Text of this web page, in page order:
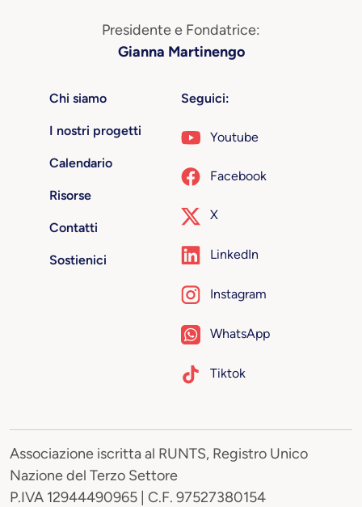
Presidente e Fondatrice:
Gianna Martinengo
Chi siamo
I nostri progetti
Calendario
Risorse
Contatti
Sostienici
Seguici:
Youtube
Facebook
X
LinkedIn
Instagram
WhatsApp
Tiktok
Associazione iscritta al RUNTS, Registro Unico
Nazione del Terzo Settore
P.IVA 12944490965 | C.F. 97527380154